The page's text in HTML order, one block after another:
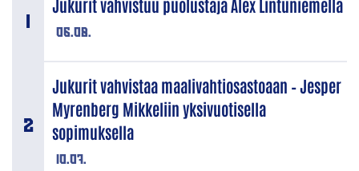
06.08.
Jukurit vahvistuu puolustaja Alex Lintuniemellä
10.07.
Jukurit vahvistaa maalivahtiosastoaan – Jesper
Myrenberg Mikkeliin yksivuotisella
sopimuksella